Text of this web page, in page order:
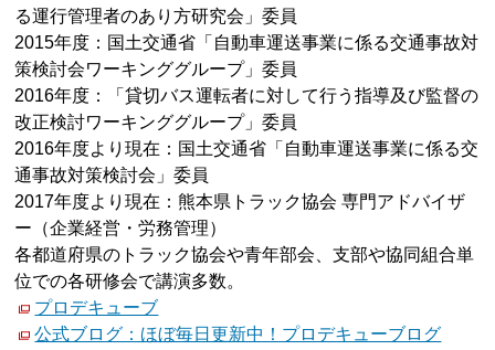
る運行管理者のあり方研究会」委員
2015年度：国土交通省「自動車運送事業に係る交通事故対
策検討会ワーキンググループ」委員
2016年度：「貸切バス運転者に対して行う指導及び監督の
改正検討ワーキンググループ」委員
2016年度より現在：国土交通省「自動車運送事業に係る交
通事故対策検討会」委員
2017年度より現在：熊本県トラック協会 専門アドバイザ
ー（企業経営・労務管理）
各都道府県のトラック協会や青年部会、支部や協同組合単
位での各研修会で講演多数。
プロデキューブ
公式ブログ：ほぼ毎日更新中！プロデキューブログ